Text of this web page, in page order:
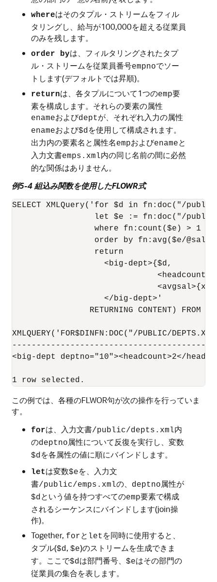
whereはそのタプル・ストリームをフィル
タリングし、給与が100,000を超える従業員
のみを残します。
order byは、フィルタリングされたタプ
ル・ストリームを従業員番号empnoでソー
トします(デフォルトでは昇順)。
returnは、各タプルについて1つのemp要
素を構成します。それらの要素の属性
enameおよびdeptが、それぞれ入力の属性
enameおよび$dを使用して構成されます。
出力内の要素名と属性名empおよびenameと
入力文書emps.xml内の同じ名前の間に必然
的な関係はありません。
例5-4 組込み関数を使用したFLOWR式
SELECT XMLQuery('for $d in fn:doc("/
let $e := fn:doc("/
                 where fn:count($e) > 1
order by fn:avg($e/
                 return
                   <big-dept>{$d,
                   </big-dept>'
RETURNING CONTENT) FROM
XMLQUERY('FOR$DINFN:DOC("/PUBLIC/
<big-dept deptno="10"><headcount>2</
この例では、各種のFLWOR句が次の操作を行っていま
す。
forは、入力文書/public/depts.xml内
のdeptno属性について反復を実行し、変数
$dを各属性の値に順にバインドします。
letは変数$eを、入力文
書/public/emps.xmlの、 deptno属性が
$dという値を持つすべてのemp要素で構成
されるシーケンスにバインドします(join操
作)。
Together, forと let を同時に使用すると、
タプル($d, $e)のストリームを生成できま
す。ここで$dは部門番号、 $eはその部門の
従業員の集合を表します。